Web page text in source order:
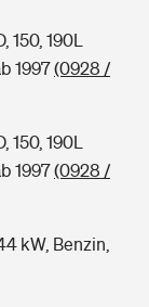
150, 190L
1997(0928 /
150, 190L
1997(0928 /
kW, Benzin,